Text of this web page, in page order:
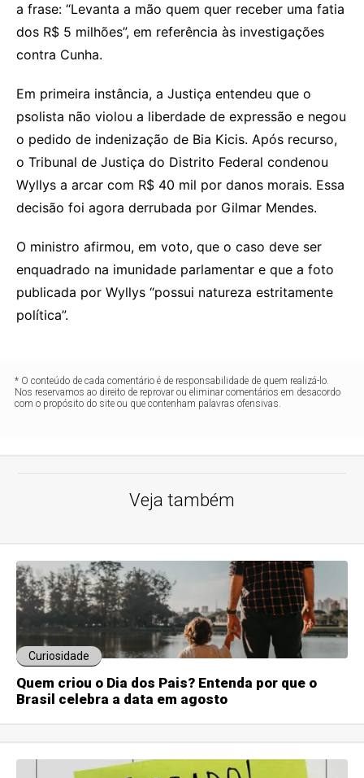
a frase: “Levanta a mão quem quer receber uma fatia
dos R$ 5 milhões”, em referência às investigações
contra Cunha.
Em primeira instância, a Justiça entendeu que o
psolista não violou a liberdade de expressão e negou
o pedido de indenização de Bia Kicis. Após recurso,
o Tribunal de Justiça do Distrito Federal condenou
Wyllys a arcar com R$ 40 mil por danos morais. Essa
decisão foi agora derrubada por Gilmar Mendes.
O ministro afirmou, em voto, que o caso deve ser
enquadrado na imunidade parlamentar e que a foto
publicada por Wyllys “possui natureza estritamente
política”.
* O conteúdo de cada comentário é de responsabilidade de quem realizá-lo.
Nos reservamos ao direito de reprovar ou eliminar comentários em desacordo
com o propósito do site ou que contenham palavras ofensivas.
Veja também
Curiosidade
Quem criou o Dia dos Pais? Entenda por que o
Brasil celebra a data em agosto